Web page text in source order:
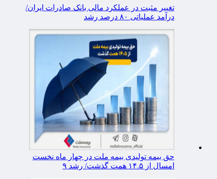
تغییر مثبت در عملکرد مالی بانک صادرات ایران/
درآمد عملیاتی ۸۰ درصد رشد
حق بیمه تولیدی بیمه ملت در چهار ماه نخست
امسال از ۱۴.۵ همت گذشت/ رشد ۹